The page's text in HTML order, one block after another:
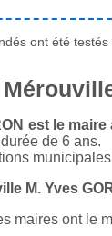
ont été
est le
de 6 ans.
M. Yves
maires ont le